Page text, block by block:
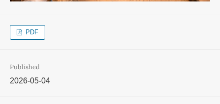
PDF
Published
2026-05-04